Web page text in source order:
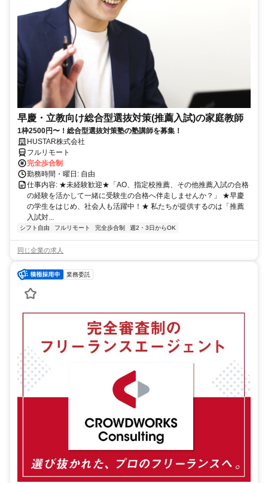
早慶・立教向け総合型選抜対策(推薦入試)の家庭教師
1枠2500円〜！総合型選抜対策塾の塾講師を募集！
HUSTAR株式会社
フルリモート
完全歩合制
勤務時間・曜日: 自由
仕事内容: ★未経験歓迎★「AO、指定校推薦、その他推薦入試の合格
の経験を活かして一緒に受験生の合格へ伴走しませんか？」 ★早慶
の学生をはじめ、社会人も活躍中！★ 私たちが提供するのは「推薦
入試対...
シフト自由 フルリモート 完全歩合制 週2・3日からOK
同じ企業の求人
業務委託